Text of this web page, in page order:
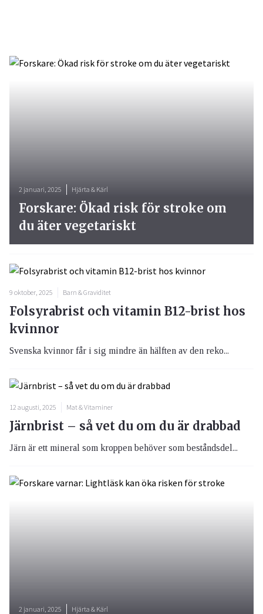
9 oktober, 2025 Barn & Graviditet
Folsyrabrist och vitamin B12-brist hos
kvinnor
Svenska kvinnor får i sig mindre än hälften av den reko...
12 augusti, 2025 Mat & Vitaminer
Järnbrist – så vet du om du är drabbad
Järn är ett mineral som kroppen behöver som beståndsdel...
2 januari, 2025 Hjärta & Kärl
Forskare: Ökad risk för stroke om
du äter vegetariskt
2 januari, 2025 Hjärta & Kärl